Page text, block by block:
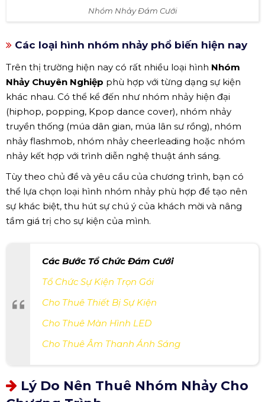
Nhóm Nhảy Đám Cưới
Các loại hình nhóm nhảy phổ biến hiện nay
Trên thị trường hiện nay có rất nhiều loại hình Nhóm
Nhảy Chuyên Nghiệp phù hợp với từng dạng sự kiện
khác nhau. Có thể kể đến như nhóm nhảy hiện đại
(hiphop, popping, Kpop dance cover), nhóm nhảy
truyền thống (múa dân gian, múa lân sư rồng), nhóm
nhảy flashmob, nhóm nhảy cheerleading hoặc nhóm
nhảy kết hợp với trình diễn nghệ thuật ánh sáng.
Tùy theo chủ đề và yêu cầu của chương trình, bạn có
thể lựa chọn loại hình nhóm nhảy phù hợp để tạo nên
sự khác biệt, thu hút sự chú ý của khách mời và nâng
tầm giá trị cho sự kiện của mình.
Các Bước Tổ Chức Đám Cưới
Tổ Chức Sự Kiện Trọn Gói
Cho Thuê Thiết Bị Sự Kiện
Cho Thuê Màn Hình LED
Cho Thuê Âm Thanh Ánh Sáng
Lý Do Nên Thuê Nhóm Nhảy Cho